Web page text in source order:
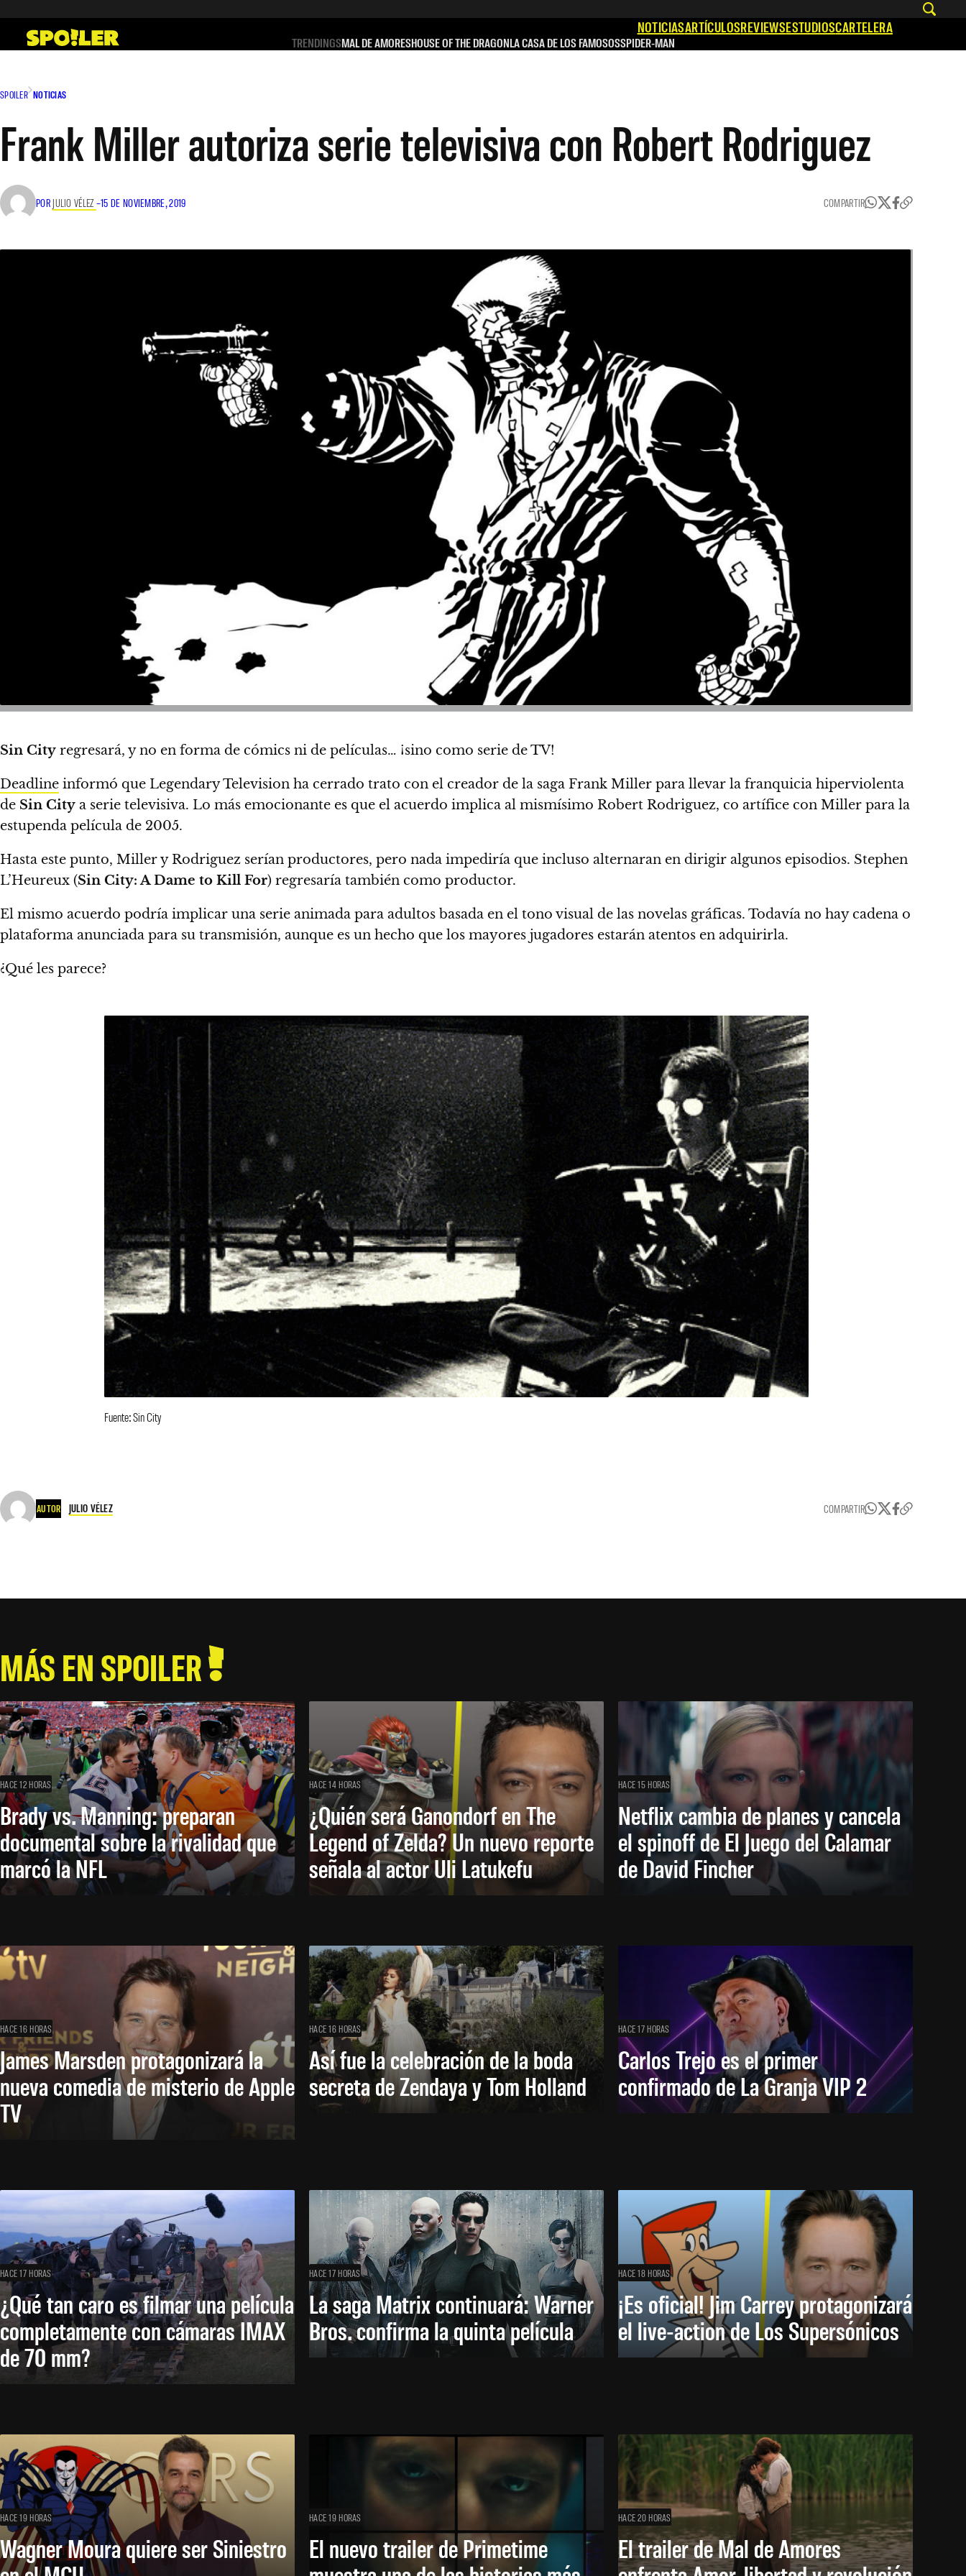
contenido
NOTICIASARTÍCULOSREVIEWSESTUDIOSCARTELERA
TRENDINGSMAL DE AMORESHOUSE OF THE DRAGONLA CASA DE LOS FAMOSOSSPIDER-MAN
SPOILER NOTICIAS
Frank Miller autoriza serie televisiva con Robert Rodriguez
POR JULIO VÉLEZ –15 DE NOVIEMBRE, 2019 COMPARTIR
Sin City regresará, y no en forma de cómics ni de películas… ¡sino como serie de TV!
Deadline informó que Legendary Television ha cerrado trato con el creador de la saga Frank Miller para llevar la franquicia hiperviolenta
de Sin City a serie televisiva. Lo más emocionante es que el acuerdo implica al mismísimo Robert Rodriguez, co artífice con Miller para la
estupenda película de 2005.
Hasta este punto, Miller y Rodriguez serían productores, pero nada impediría que incluso alternaran en dirigir algunos episodios. Stephen
L’Heureux (Sin City: A Dame to Kill For) regresaría también como productor.
El mismo acuerdo podría implicar una serie animada para adultos basada en el tono visual de las novelas gráficas. Todavía no hay cadena o
plataforma anunciada para su transmisión, aunque es un hecho que los mayores jugadores estarán atentos en adquirirla.
¿Qué les parece?
Fuente: Sin City
AUTOR JULIO VÉLEZ COMPARTIR
MÁS EN SPOILER
HACE 12 HORAS
Brady vs. Manning: preparan
documental sobre la rivalidad que
marcó la NFL
HACE 14 HORAS
¿Quién será Ganondorf en The
Legend of Zelda? Un nuevo reporte
señala al actor Uli Latukefu
HACE 15 HORAS
Netflix cambia de planes y cancela
el spinoff de El Juego del Calamar
de David Fincher
HACE 16 HORAS
James Marsden protagonizará la
nueva comedia de misterio de Apple
TV
HACE 16 HORAS
Así fue la celebración de la boda
secreta de Zendaya y Tom Holland
HACE 17 HORAS
Carlos Trejo es el primer
confirmado de La Granja VIP 2
HACE 17 HORAS
¿Qué tan caro es filmar una película
completamente con cámaras IMAX
de 70 mm?
HACE 17 HORAS
La saga Matrix continuará: Warner
Bros. confirma la quinta película
HACE 18 HORAS
¡Es oficial! Jim Carrey protagonizará
el live-action de Los Supersónicos
HACE 19 HORAS
Wagner Moura quiere ser Siniestro
HACE 19 HORAS
El nuevo trailer de Primetime
HACE 20 HORAS
El trailer de Mal de Amores